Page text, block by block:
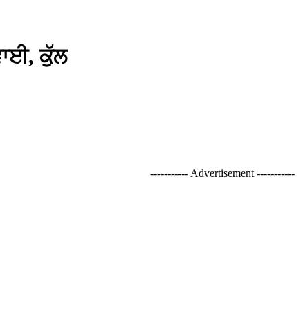
ਕੁੱਲ
----------- Advertisement -----------